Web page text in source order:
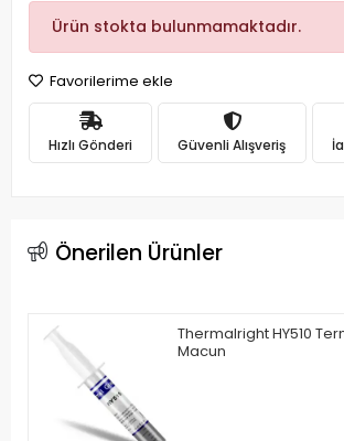
Ürün stokta bulunmamaktadır.
Favorilerime ekle
Hızlı Gönderi Güvenli Alışveriş
Önerilen Ürünler
Thermalright HY510
Macun